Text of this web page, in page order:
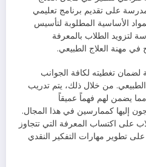
على تقديم برنامج تعليمي
الأساسية المطلوبة لتأسيس
لتزويد الطلاب بالمعرفة
في مهنة العلاج الطبيعي.
لضمان تغطيته لكافة الجوانب
من خلال ذلك، يتم تدريب
يضمن لهم فهماً عميقاً
إليها كممارسين في هذا المجال.
على اكتساب المعرفة التي تتجاوز
تطوير مهارات التفكير النقدي